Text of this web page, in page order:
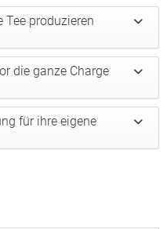
Tee produzieren
die ganze Charge
für ihre eigene